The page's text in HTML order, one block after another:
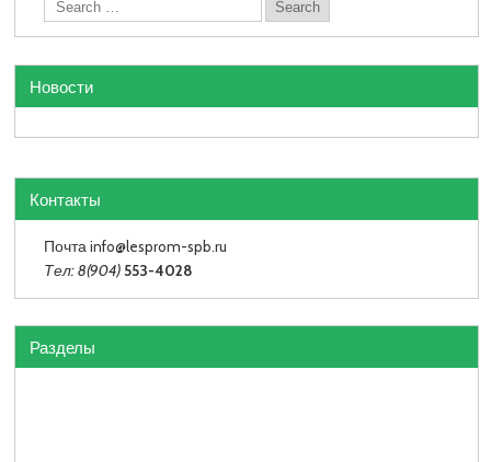
Новости
Контакты
Почта info@lesprom-spb.ru
Тел: 8(904) 553-4028
Разделы